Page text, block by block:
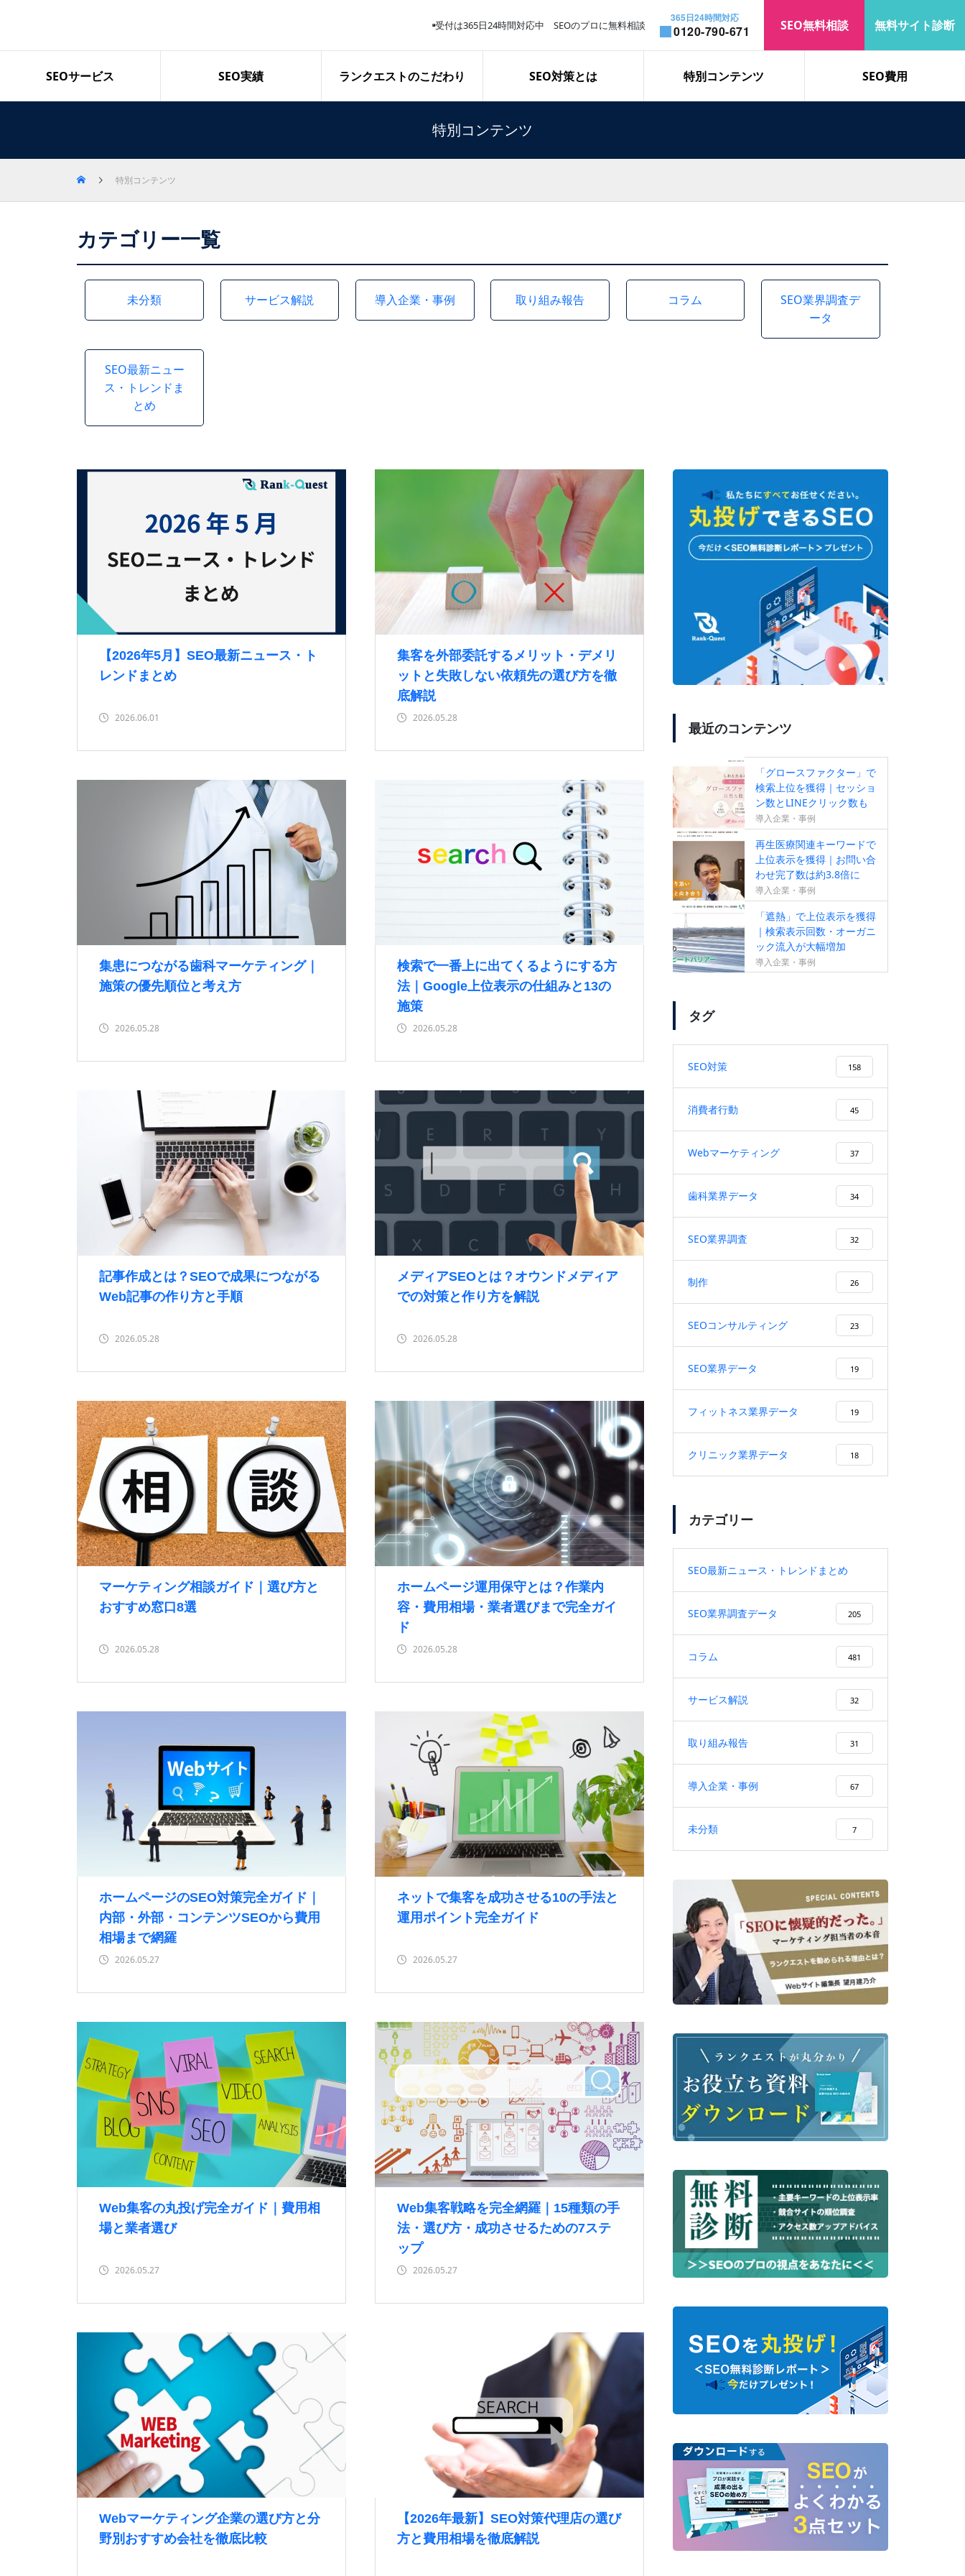
受付は365日24時間対応中 SEOのプロに無料相談
365日24時間対応
0120-790-671 SEO無料相談 無料サイト診断
SEOサービス SEO実績 ランクエストのこだわり SEO対策とは 特別コンテンツ SEO費用
特別コンテンツ
特別コンテンツ
カテゴリー一覧
未分類 サービス解説 導入企業・事例 取り組み報告 コラム
SEO業界調査デ
ータ
SEO最新ニュー
ス・トレンドま
とめ
【2026年5月】SEO最新ニュース・ト
レンドまとめ
2026.06.01
集客を外部委託するメリット・デメリ
ットと失敗しない依頼先の選び方を徹
底解説
2026.05.28
集患につながる歯科マーケティング｜
施策の優先順位と考え方
2026.05.28
検索で一番上に出てくるようにする方
法｜Google上位表示の仕組みと13の
施策
2026.05.28
記事作成とは？SEOで成果につながる
Web記事の作り方と手順
2026.05.28
メディアSEOとは？オウンドメディア
での対策と作り方を解説
2026.05.28
マーケティング相談ガイド｜選び方と
おすすめ窓口8選
2026.05.28
ホームページ運用保守とは？作業内
容・費用相場・業者選びまで完全ガイ
ド
2026.05.28
ホームページのSEO対策完全ガイド｜
内部・外部・コンテンツSEOから費用
相場まで網羅
2026.05.27
ネットで集客を成功させる10の手法と
運用ポイント完全ガイド
2026.05.27
Web集客の丸投げ完全ガイド｜費用相
場と業者選び
2026.05.27
Web集客戦略を完全網羅｜15種類の手
法・選び方・成功させるための7ステ
ップ
2026.05.27
Webマーケティング企業の選び方と分
野別おすすめ会社を徹底比較
【2026年最新】SEO対策代理店の選び
方と費用相場を徹底解説
最近のコンテンツ
「グロースファクター」で
検索上位を獲得｜セッショ
ン数とLINEクリック数も
増加
導入企業・事例
再生医療関連キーワードで
上位表示を獲得｜お問い合
わせ完了数は約3.8倍に
導入企業・事例
「遮熱」で上位表示を獲得
｜検索表示回数・オーガニ
ック流入が大幅増加
導入企業・事例
タグ
SEO対策 158
消費者行動 45
Webマーケティング 37
歯科業界データ 34
SEO業界調査 32
制作 26
SEOコンサルティング 23
SEO業界データ 19
フィットネス業界データ 19
クリニック業界データ 18
カテゴリー
SEO最新ニュース・トレンドまとめ
SEO業界調査データ 205
コラム 481
サービス解説 32
取り組み報告 31
導入企業・事例 67
未分類 7